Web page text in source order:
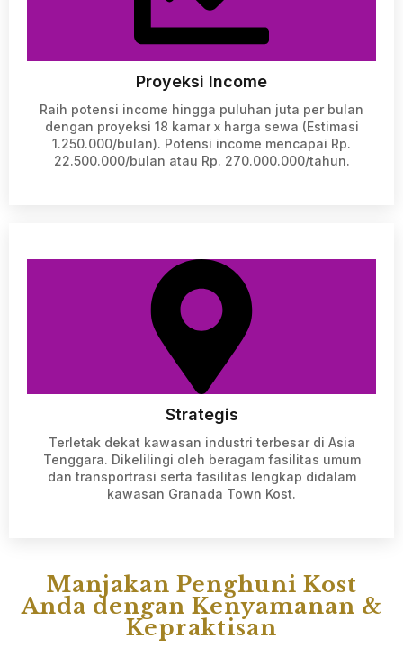
Proyeksi Income
Raih potensi income hingga puluhan juta per bulan
dengan proyeksi 18 kamar x harga sewa (Estimasi
1.250.000/bulan). Potensi income mencapai Rp.
22.500.000/bulan atau Rp. 270.000.000/tahun.
Strategis
Terletak dekat kawasan industri terbesar di Asia
Tenggara. Dikelilingi oleh beragam fasilitas umum
dan transportrasi serta fasilitas lengkap didalam
kawasan Granada Town Kost.
Manjakan Penghuni Kost
Anda dengan Kenyamanan &
Kepraktisan